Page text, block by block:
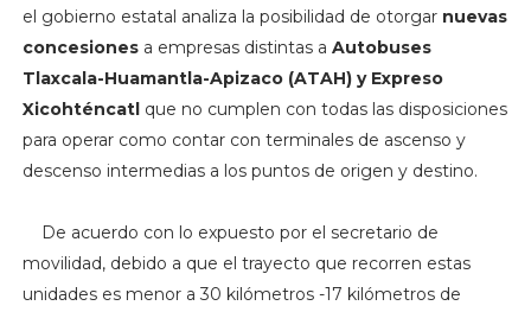
el gobierno estatal analiza la posibilidad de otorgarnuevas
concesionesa empresas distintas a Autobuses
Tlaxcala-Huamantla-Apizaco (ATAH) y Expreso
Xicohténcatl que no cumplen con todas las disposiciones
para operar como contar con terminales de ascenso y
descenso intermedias a los puntos de origen y destino.
De acuerdo con lo expuesto por el secretario de
movilidad, debido a que el trayecto que recorren estas
unidades es menor a 30 kilómetros -17 kilómetros de